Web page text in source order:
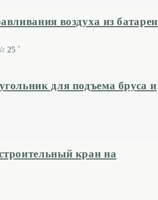
воздуха из батареи
25 ´
для подъема бруса и
кран на